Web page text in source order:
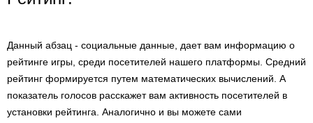
Данный абзац - социальные данные, дает вам информацию о
рейтинге игры, среди посетителей нашего платформы. Средний
рейтинг формируется путем математических вычислений. А
показатель голосов расскажет вам активность посетителей в
установки рейтинга. Аналогично и вы можете сами